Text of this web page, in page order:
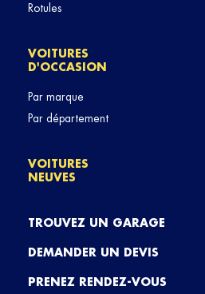
Rotules
VOITURES
D'OCCASION
Par marque
Par département
VOITURES
NEUVES
TROUVEZ UN GARAGE
DEMANDER UN DEVIS
PRENEZ RENDEZ-VOUS